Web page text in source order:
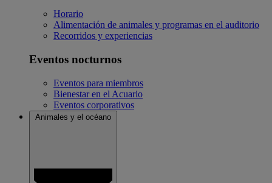
Horario
Alimentación de animales y programas en el auditorio
Recorridos y experiencias
Eventos nocturnos
Eventos para miembros
Bienestar en el Acuario
Eventos corporativos
Animales y el océano